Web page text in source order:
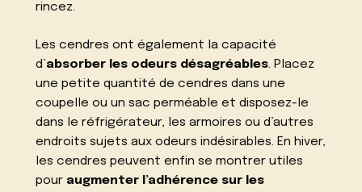
rincez.
Les cendres ont également la capacité
d’absorber les odeurs désagréables. Placez
une petite quantité de cendres dans une
coupelle ou un sac perméable et disposez-le
dans le réfrigérateur, les armoires ou d’autres
endroits sujets aux odeurs indésirables. En hiver,
les cendres peuvent enfin se montrer utiles
pour augmenter l’adhérence sur les